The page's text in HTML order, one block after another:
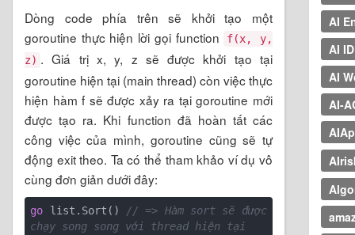
Dòng code phía trên sẽ khởi tạo một
goroutine thực hiện lời gọi function
f(x, y,
z) . Giá trị x, y, z sẽ được khởi tạo tại
goroutine hiện tại (main thread) còn việc thực
hiện hàm f sẽ được xảy ra tại goroutine mới
được tạo ra. Khi function đã hoàn tất các
công việc của mình, goroutine cũng sẽ tự
động exit theo. Ta có thể tham khảo ví dụ vô
cùng đơn giản dưới đây:
go list.Sort() // => Hàm sort sẽ được
chạy song song với thread hiện tại
AI
AI
AI
AI-